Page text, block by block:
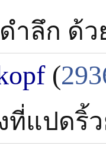
ำลึก ด้ว
(
ที่แปดริ้